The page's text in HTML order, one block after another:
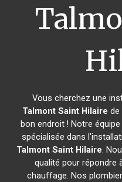
Vous cherchez une
Talmont Saint Hilaire de
bon endroit ! Notre
spécialisée dans
Talmont Saint Hilaire.
qualité pour répondre
chauffage. Nos